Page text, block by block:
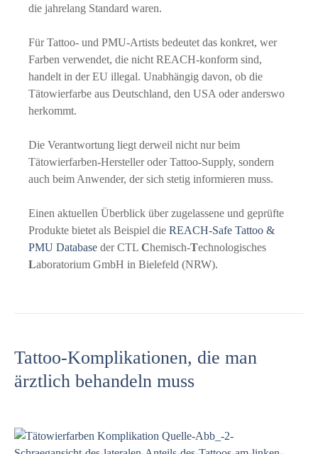
die jahrelang Standard waren.
Für Tattoo- und PMU-Artists bedeutet das konkret, wer
Farben verwendet, die nicht REACH-konform sind,
handelt in der EU illegal. Unabhängig davon, ob die
Tätowierfarbe aus Deutschland, den USA oder anderswo
herkommt.
Die Verantwortung liegt derweil nicht nur beim
Tätowierfarben-Hersteller oder Tattoo-Supply, sondern
auch beim Anwender, der sich stetig informieren muss.
Einen aktuellen Überblick über zugelassene und geprüfte
Produkte bietet als Beispiel die REACH-Safe Tattoo &
PMU Database der CTL Chemisch-Technologisches
Laboratorium GmbH in Bielefeld (NRW).
Tattoo-Komplikationen, die man
ärztlich behandeln muss